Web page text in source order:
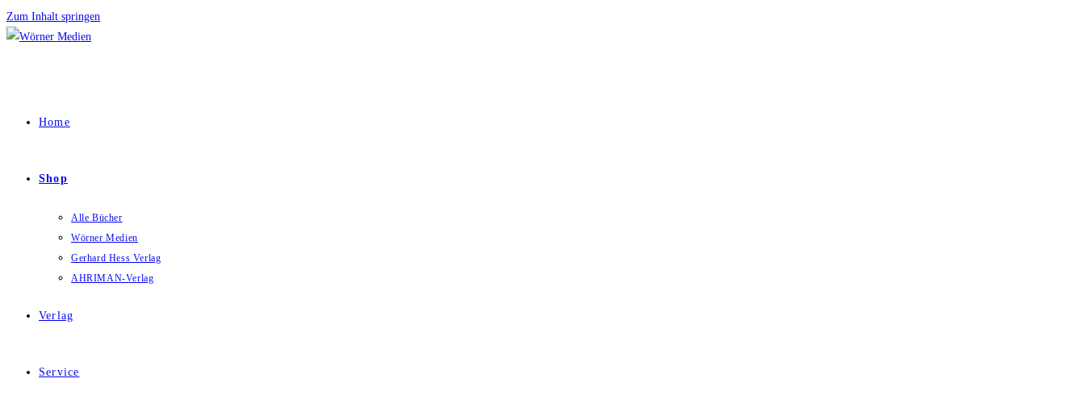
Zum Inhalt springen
Home
Shop
Alle Bücher
Wörner Medien
Gerhard Hess Verlag
AHRIMAN-Verlag
Verlag
Service